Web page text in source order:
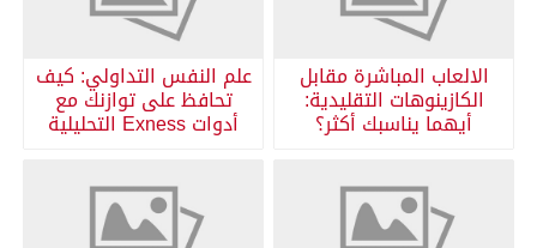
الالعاب المباشرة مقابل
الكازينوهات التقليدية:
أيهما يناسبك أكثر؟
علم النفس التداولي: كيف
تحافظ على توازنك مع
أدوات Exness التحليلية